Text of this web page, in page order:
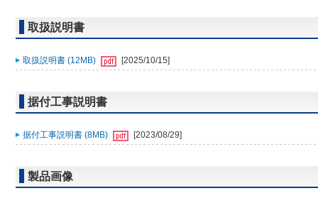
取扱説明書
取扱説明書 (12MB) [2025/10/15]
据付工事説明書
据付工事説明書 (8MB) [2023/08/29]
製品画像